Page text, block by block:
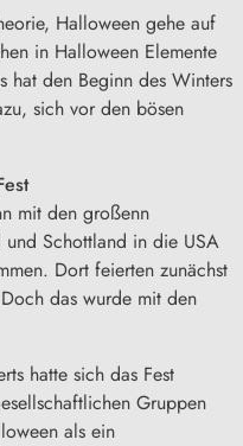
Halloween gehe auf
in Halloween Elemente
hat den Beginn des Winters
sich vor den bösen
mit den großenn
Schottland in die USA
Dort feierten zunächst
das wurde mit den
hatte sich das Fest
Gruppen
als ein